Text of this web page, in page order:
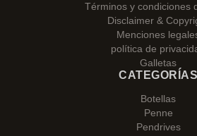
Términos y condiciones
Disclaimer &
Menciones
política de
Galletas
CATEGORÍAS
Botellas
Penne
Pendrives